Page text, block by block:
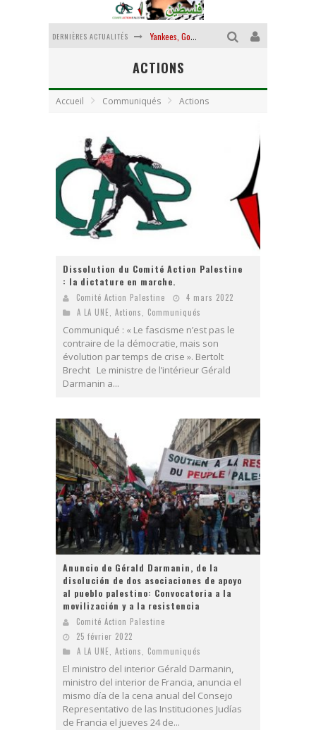
DERNIÈRES ACTUALITÉS Yankees, Go home !
La révolution ou rien
ACTIONS
Accueil Communiqués Actions
Dissolution du Comité Action Palestine
: la dictature en marche.
Comité Action Palestine
4 mars 2022
A LA UNE
Actions Communiqués
Communiqué : « Le fascisme n’est pas le
contraire de la démocratie, mais son
évolution par temps de crise ». Bertolt
Brecht Le ministre de l’intérieur Gérald
Darmanin a...
Anuncio de Gérald Darmanin, de la
disolución de dos asociaciones de apoyo
al pueblo palestino: Convocatoria a la
movilización y a la resistencia
Comité Action Palestine
25 février 2022
A LA UNE, Actions, Communiqués
El ministro del interior Gérald Darmanin,
ministro del interior de Francia, anuncia el
mismo día de la cena anual del Consejo
Representativo de las Instituciones Judías
de Francia el jueves 24 de...